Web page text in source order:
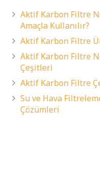
Aktif Karbon Filtre
Amaçla Kullanılır?
Aktif Karbon Filtre
Aktif Karbon Filtre
Çeşitleri
Aktif Karbon Filtre
Su ve Hava
Çözümleri